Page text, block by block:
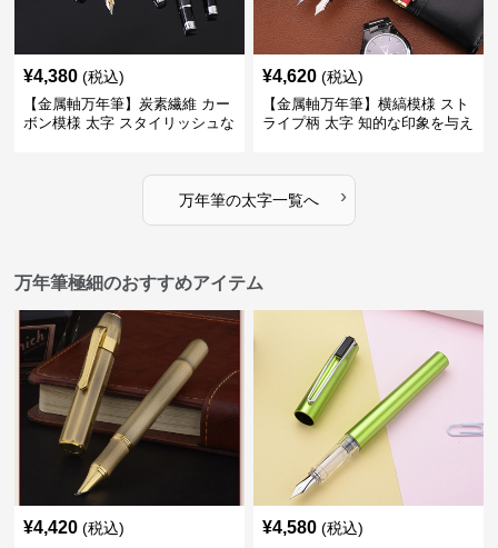
¥4,380 (税込)
【金属軸万年筆】炭素繊維 カー
ボン模様 太字 スタイリッシュな
¥4,620 (税込)
【金属軸万年筆】横縞模様 スト
ライプ柄 太字 知的な印象を与え
万年筆の太字一覧へ ›
万年筆極細のおすすめアイテム
¥4,420 (税込) ¥4,580 (税込)